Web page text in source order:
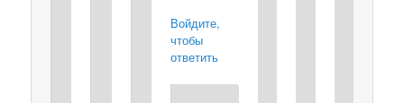
Войдите,
чтобы
ответить